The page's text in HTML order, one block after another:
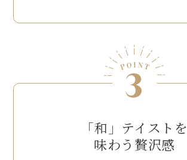
「和」テイストを
味わう贅沢感